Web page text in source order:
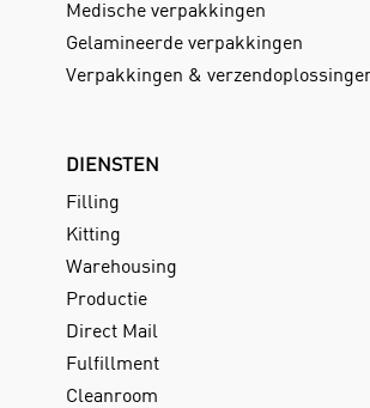
Medische verpakkingen
Gelamineerde verpakkingen
Verpakkingen &
DIENSTEN
Filling
Kitting
Warehousing
Productie
Direct Mail
Fulfillment
Cleanroom